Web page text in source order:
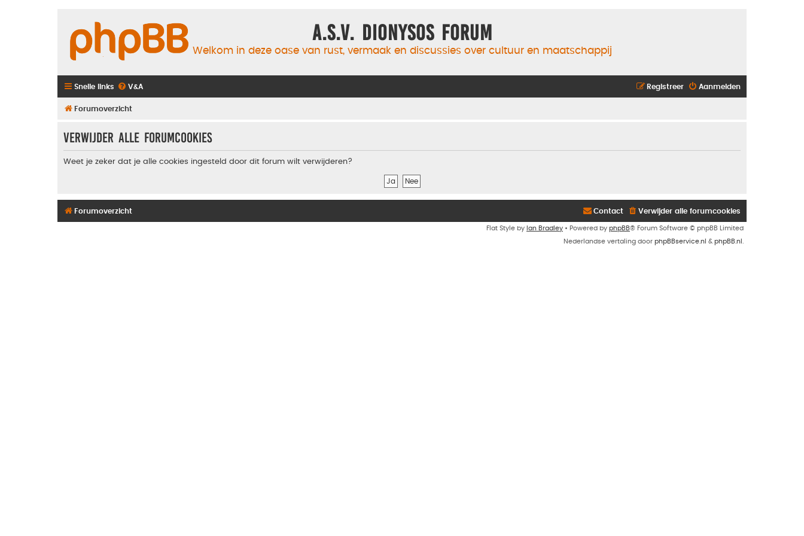
A.S.V. Dionysos Forum
Welkom in deze oase van rust, vermaak en discussies over cultuur en maatschappij
Snelle links V&A Aanmelden
Registreer
Forumoverzicht
Verwijder alle forumcookies
Weet je zeker dat je alle cookies ingesteld door dit forum wilt verwijderen?
Forumoverzicht Verwijder alle forumcookies
Contact
Flat Style by Ian Bradley • Powered by phpBB® Forum Software © phpBB Limited
Nederlandse vertaling door phpBBservice.nl & phpBB.nl .